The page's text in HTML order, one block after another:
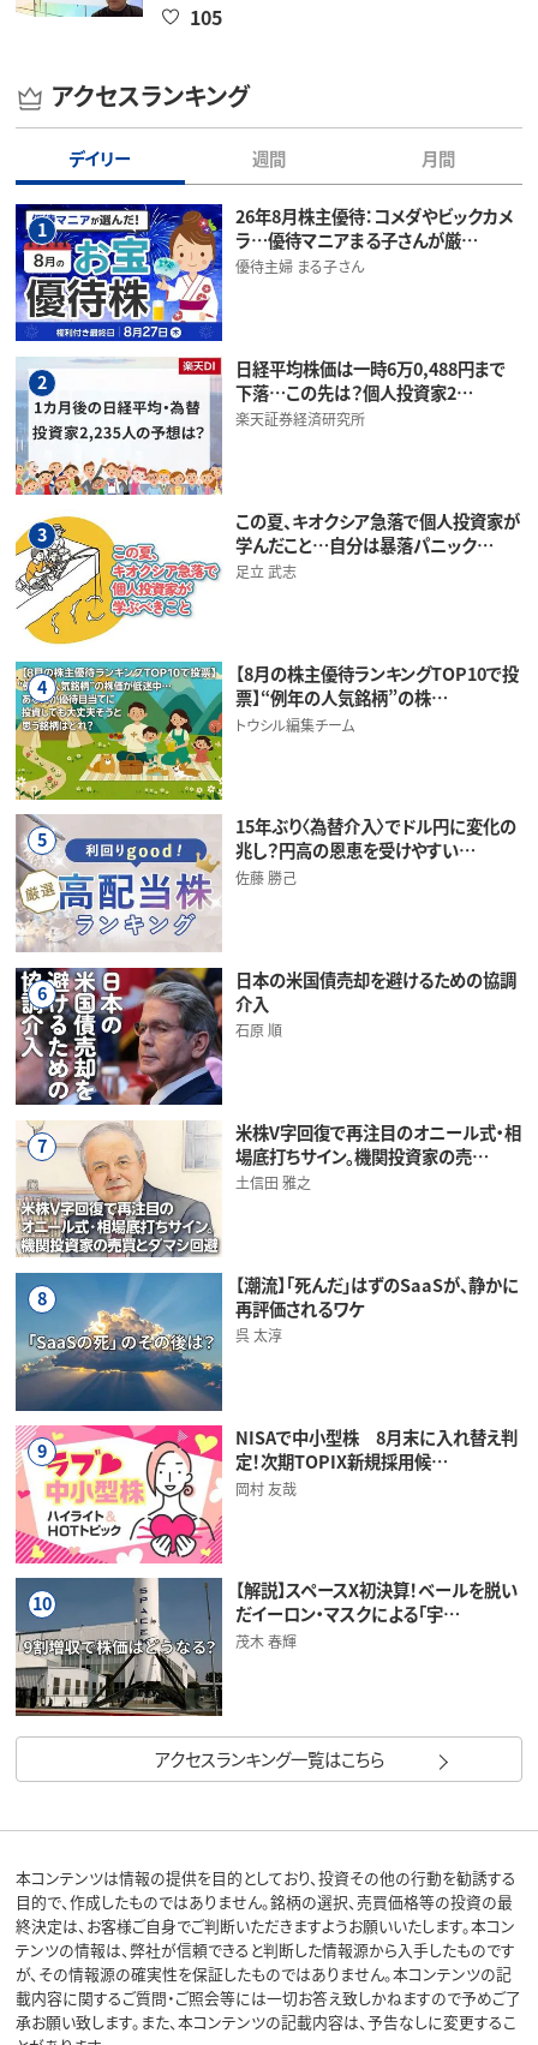
105
アクセスランキング
デイリー 週間 月間
1
26年8月株主優待：コメダやビックカメ
ラ…優待マニアまる子さんが厳…
優待主婦 まる子さん
2
日経平均株価は一時6万0,488円まで
下落…この先は？個人投資家2…
楽天証券経済研究所
3
この夏、キオクシア急落で個人投資家が
学んだこと…自分は暴落パニック…
足立 武志
4
【8月の株主優待ランキングTOP10で投
票】“例年の人気銘柄”の株…
トウシル編集チーム
5
15年ぶり〈為替介入〉でドル円に変化の
兆し？円高の恩恵を受けやすい…
佐藤 勝己
6
日本の米国債売却を避けるための協調
介入
石原 順
7
米株V字回復で再注目のオニール式・相
場底打ちサイン。機関投資家の売…
土信田 雅之
8
【潮流】「死んだ」はずのSaaSが、静かに
再評価されるワケ
呉 太淳
9
NISAで中小型株 8月末に入れ替え判
定！次期TOPIX新規採用候…
岡村 友哉
10
【解説】スペースX初決算！ベールを脱い
だイーロン・マスクによる「宇…
茂木 春輝
アクセスランキング一覧はこちら
本コンテンツは情報の提供を目的としており、投資その他の行動を勧誘する
目的で、作成したものではありません。銘柄の選択、売買価格等の投資の最
終決定は、お客様ご自身でご判断いただきますようお願いいたします。本コン
テンツの情報は、弊社が信頼できると判断した情報源から入手したものです
が、その情報源の確実性を保証したものではありません。本コンテンツの記
載内容に関するご質問・ご照会等には一切お答え致しかねますので予めご了
承お願い致します。また、本コンテンツの記載内容は、予告なしに変更するこ